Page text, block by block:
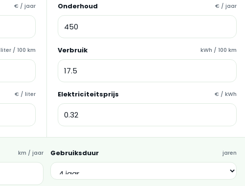
€ / jaar
liter / 100 km
€ / liter
Onderhoud € / jaar
Verbruik kWh / 100 km
Elektriciteitsprijs € / kWh
km / jaar Gebruiksduur jaren